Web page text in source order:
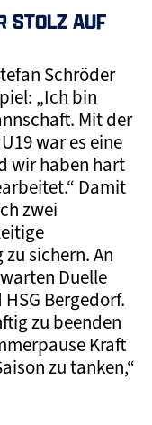
STOLZ AUF
Schröder
„Ich bin
Mit der
war es eine
wir haben hart
Damit
zwei
sichern. An
Duelle
Bergedorf.
zu beenden
Kraft
zu tanken,“